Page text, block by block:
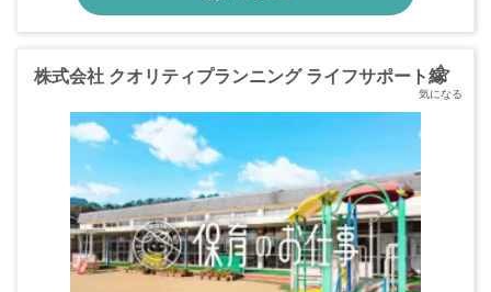
株式会社 クオリティプランニング ライフサポート縁